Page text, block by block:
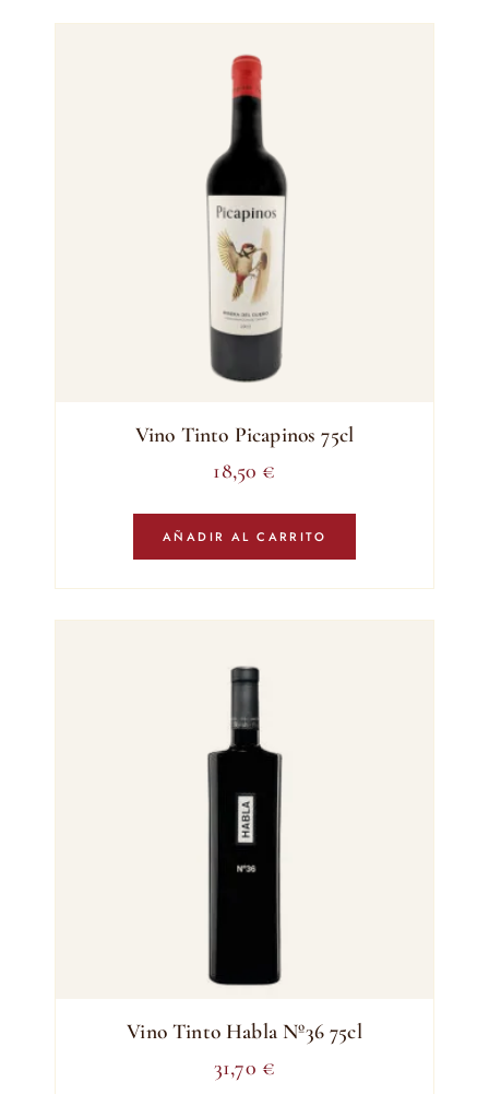
Vino Tinto Picapinos 75cl
18,50 €
AÑADIR AL CARRITO
Vino Tinto Habla Nº36 75cl
31,70 €